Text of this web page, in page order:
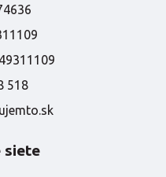
518
siete